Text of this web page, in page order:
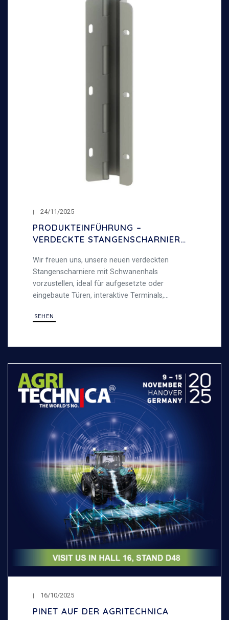
24/11/2025
PRODUKTEINFÜHRUNG –
VERDECKTE STANGENSCHARNIERE
ÖFFNUNGSWINKEL
Wir freuen uns, unsere neuen verdeckten
Stangenscharniere mit Schwanenhals
vorzustellen, ideal für aufgesetzte oder
eingebaute Türen, interaktive Terminals,
robust und vielseitig.
SEHEN
16/10/2025
PINET AUF DER AGRITECHNICA